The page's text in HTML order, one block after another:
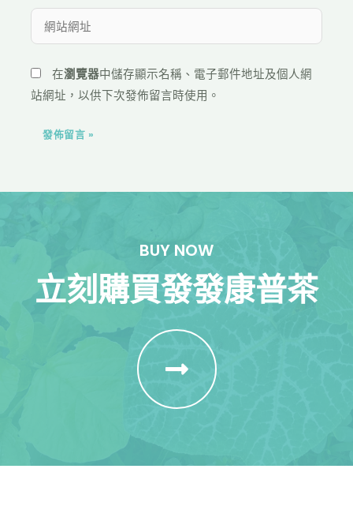
在瀏覽器中儲存顯示名稱、電子郵件地址及個人網
站網址，以供下次發佈留言時使用。
BUY NOW
立刻購買發發康普茶